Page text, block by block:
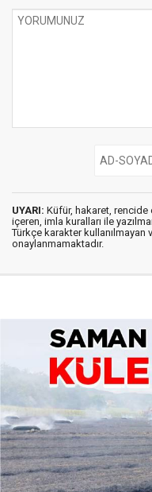
UYARI: Küfür, hakaret, rencide
içeren, imla kuralları ile
Türkçe karakter kullanılmayan
onaylanmamaktadır.